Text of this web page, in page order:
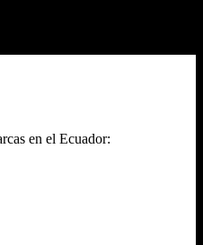
en el Ecuador: